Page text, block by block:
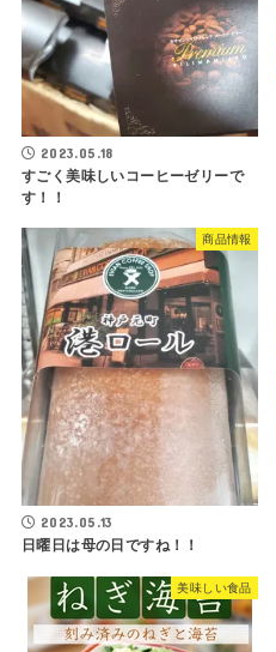
2023.05.18
すごく美味しいコーヒーゼリーで
す！！
商品情報
2023.05.13
日曜日は母の日ですね！！
美味しい食品